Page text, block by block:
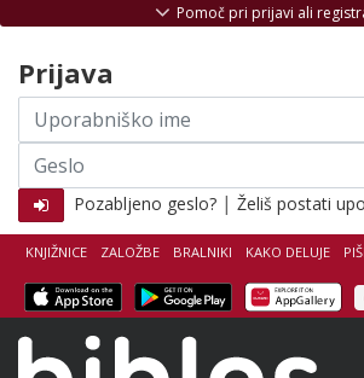
KNJIŽNICE ZALOŽBE BRALNIKI KAKO DELUJE
Pomoč pri prijavi ali
Prijava
Uporabniško
ime
Geslo
Pozabljeno geslo? | Želiš postati